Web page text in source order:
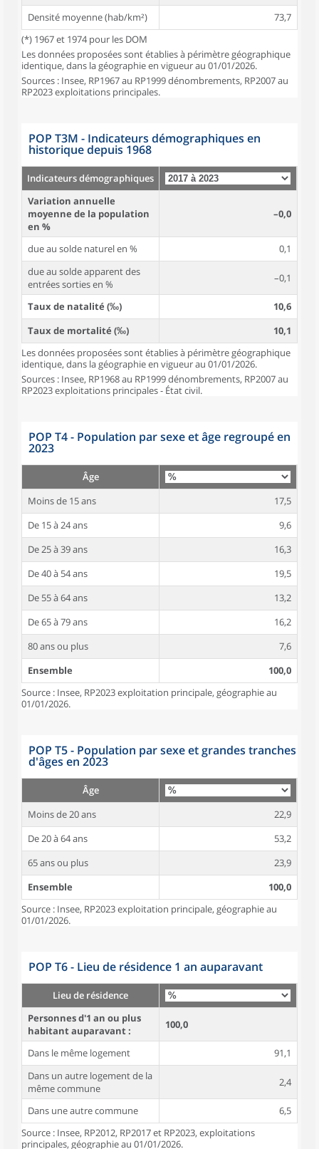
Densité moyenne (hab/km²)
73,7
(*) 1967 et 1974 pour les DOM
Les données proposées sont établies à périmètre géographique
identique, dans la géographie en vigueur au 01/01/2026.
Sources : Insee, RP1967 au RP1999 dénombrements, RP2007 au
RP2023 exploitations principales.
POP T3M - Indicateurs démographiques en
historique depuis 1968
Indicateurs démographiques
Variation annuelle
moyenne de la population
en %
–0,0
due au solde naturel en %
0,1
due au solde apparent des
entrées sorties en %
–0,1
Taux de natalité (‰)
10,6
Taux de mortalité (‰)
10,1
Les données proposées sont établies à périmètre géographique
identique, dans la géographie en vigueur au 01/01/2026.
Sources : Insee, RP1968 au RP1999 dénombrements, RP2007 au
RP2023 exploitations principales - État civil.
POP T4 - Population par sexe et âge regroupé en
2023
Âge
Moins de 15 ans
17,5
De 15 à 24 ans
9,6
De 25 à 39 ans
16,3
De 40 à 54 ans
19,5
De 55 à 64 ans
13,2
De 65 à 79 ans
16,2
80 ans ou plus
7,6
Ensemble
100,0
Source : Insee, RP2023 exploitation principale, géographie au
01/01/2026.
POP T5 - Population par sexe et grandes tranches
d'âges en 2023
Âge
Moins de 20 ans
22,9
De 20 à 64 ans
53,2
65 ans ou plus
23,9
Ensemble
100,0
Source : Insee, RP2023 exploitation principale, géographie au
01/01/2026.
POP T6 - Lieu de résidence 1 an auparavant
Lieu de résidence
Personnes d'1 an ou plus
habitant auparavant :
100,0
Dans le même logement
91,1
Dans un autre logement de la
même commune
2,4
Dans une autre commune
6,5
Source : Insee, RP2012, RP2017 et RP2023, exploitations
principales, géographie au 01/01/2026.